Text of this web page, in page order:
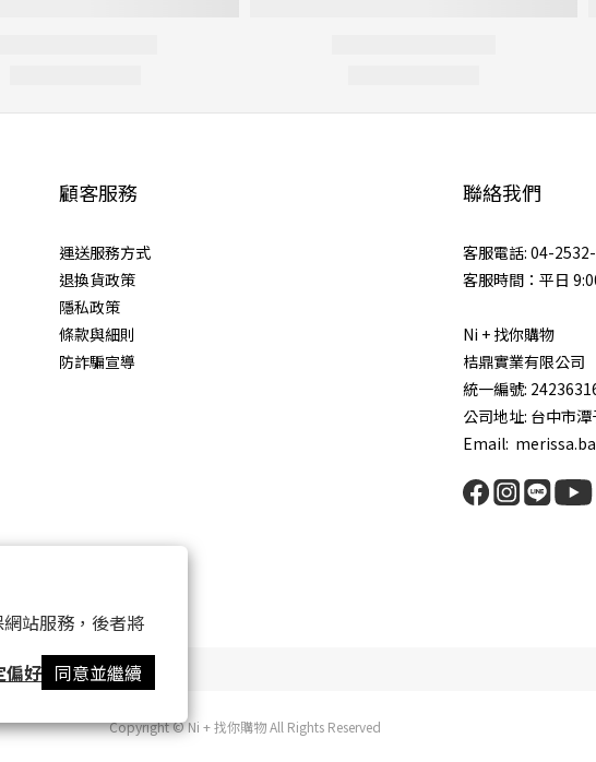
站服務，後者將
偏好 同意並繼續
顧客服務
運送服務方式
退換貨政策
隱私政策
條款與細則
防詐騙宣導
聯絡我們
客服電話: 04-
客服時間：平日
Ni + 找你購物
桔鼎實業有限公司
統一編號:
公司地址: 台中市
Email:
Copyright © Ni + 找你購物 All Rights Reserved